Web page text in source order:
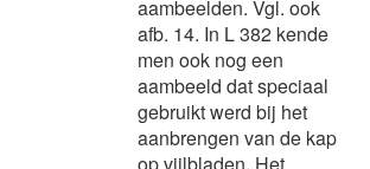
aambeelden. Vgl. ook
afb. 14. In L 382 kende
men ook nog een
aambeeld dat speciaal
gebruikt werd bij het
aanbrengen van de kap